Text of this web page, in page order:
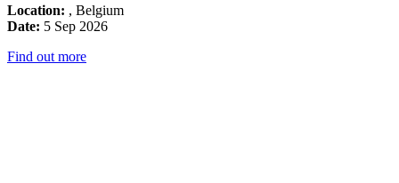
Location: , Belgium
Date: 5 Sep 2026
Find out more